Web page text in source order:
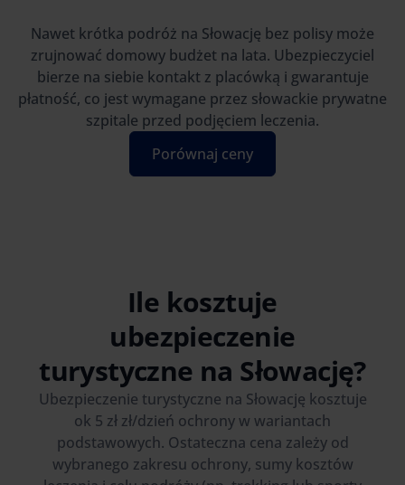
Nawet krótka podróż na Słowację bez polisy może
zrujnować domowy budżet na lata. Ubezpieczyciel
bierze na siebie kontakt z placówką i gwarantuje
płatność, co jest wymagane przez słowackie prywatne
szpitale przed podjęciem leczenia.
Porównaj ceny
Ile kosztuje
ubezpieczenie
turystyczne na Słowację?
Ubezpieczenie turystyczne na Słowację kosztuje
ok 5 zł zł/dzień ochrony w wariantach
podstawowych. Ostateczna cena zależy od
wybranego zakresu ochrony, sumy kosztów